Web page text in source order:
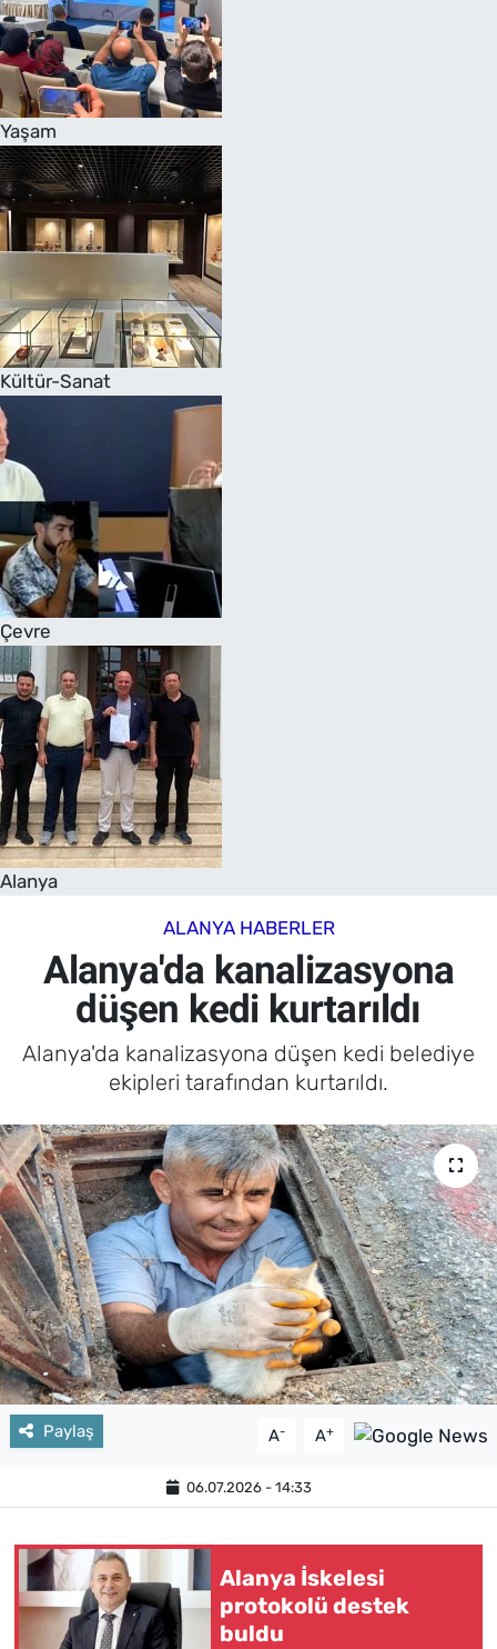
Yaşam
Kültür-Sanat
Çevre
Alanya
ALANYA HABERLER
Alanya'da kanalizasyona
düşen kedi kurtarıldı
Alanya'da kanalizasyona düşen kedi belediye
ekipleri tarafından kurtarıldı.
Paylaş A- A+
06.07.2026 - 14:33
Alanya İskelesi
protokolü destek
buldu